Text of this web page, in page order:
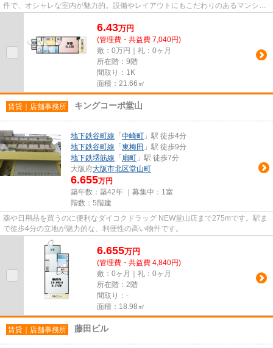
件で、オシャレな室内が魅力的。設備やレイアウトにもこだわりのあるマンショ
6.43万円
(管理費・共益費 7,040円)
敷：0万円｜礼：0ヶ月
所在階：9階
間取り：1K
面積：21.66㎡
賃貸｜店舗事務所 キングコーポ堂山
地下鉄谷町線 「 中崎町 」駅 徒歩4分
地下鉄谷町線 「 東梅田 」駅 徒歩9分
地下鉄堺筋線 「 扇町 」駅 徒歩7分
大阪府大阪市北区堂山町
6.655万円
築年数：築42年 ｜募集中： 1室
階数：5階建
薬や日用品を買うのに便利なダイコクドラッグ NEW堂山店まで275mです。駅ま
で徒歩4分の立地が魅力的な、利便性の高い物件です。
6.655万円
(管理費・共益費 4,840円)
敷：0ヶ月｜礼：0ヶ月
所在階：2階
間取り：-
面積：18.98㎡
賃貸｜店舗事務所 藤田ビル